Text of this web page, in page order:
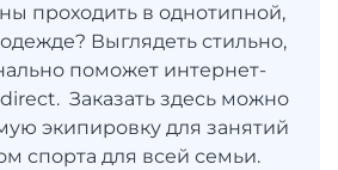
проходить в однотипной,
Выглядеть стильно,
поможет интернет-
Заказать здесь можно
экипировку для занятий
спорта для всей семьи.